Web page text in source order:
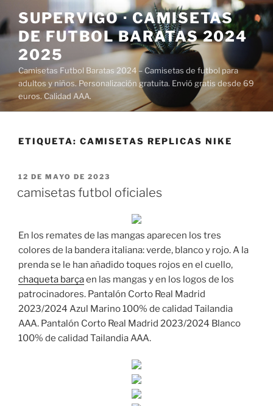
al
contenido
SUPERVIGO · CAMISETAS
DE FUTBOL BARATAS 2024
2025
Camisetas Futbol Baratas 2024 – Camisetas de futbol para
adultos y niños. Personalización gratuita. Envió gratis desde 69
euros. Calidad AAA.
ETIQUETA: CAMISETAS REPLICAS NIKE
PUBLICADO
12 DE MAYO DE 2023
camisetas futbol oficiales
En los remates de las mangas aparecen los tres
colores de la bandera italiana: verde, blanco y rojo. A la
prenda se le han añadido toques rojos en el cuello,
chaqueta barçaen las mangas y en los logos de los
patrocinadores. Pantalón Corto Real Madrid
2023/2024 Azul Marino 100% de calidad Tailandia
AAA. Pantalón Corto Real Madrid 2023/2024 Blanco
100% de calidad Tailandia AAA.